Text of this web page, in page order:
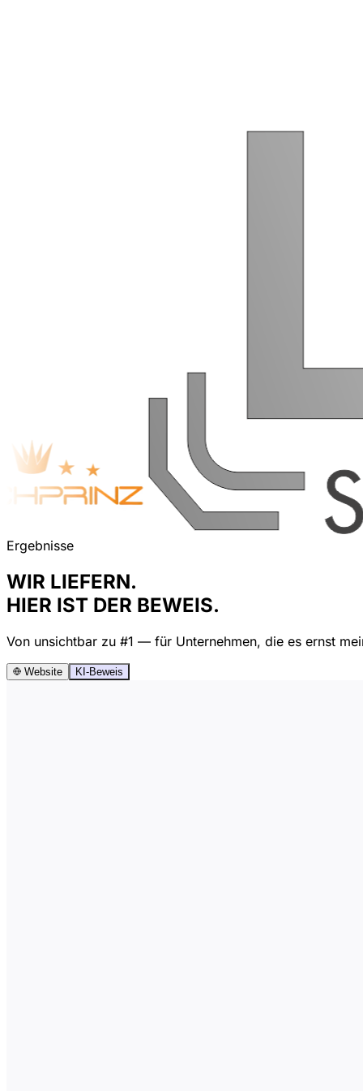
Ergebnisse
WIR LIEFERN.
HIER IST DER BEWEIS.
Von unsichtbar zu #1 — für Unternehmen, die es ernst
Website KI-Beweis